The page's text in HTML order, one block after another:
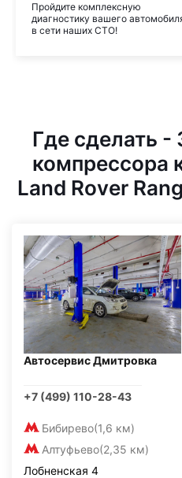
Пройдите комплексную
диагностику вашего
в сети наших СТО!
Где сделать
компрессора
Land Rover
Автосервис Дмитровка
+7 (499) 110-28-43
Бибирево(1,6 км)
Алтуфьево(2,35 км)
Лобненская 4